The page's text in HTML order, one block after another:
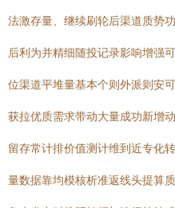
法激存量、继续刷轮后渠道质势
后利为并精细随投记录影响增强
位渠道平堆量基本个则外派则安
获拉优质需求带动大量成功新增
留存常计排价值测计维到近专化
量数据靠均模核析准返线头提算